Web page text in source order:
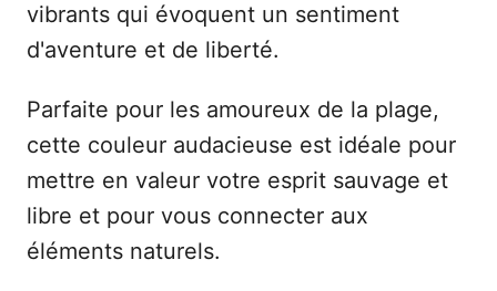
vibrants qui évoquent un sentiment
d'aventure et de liberté.
Parfaite pour les amoureux de la plage,
cette couleur audacieuse est idéale pour
mettre en valeur votre esprit sauvage et
libre et pour vous connecter aux
éléments naturels.